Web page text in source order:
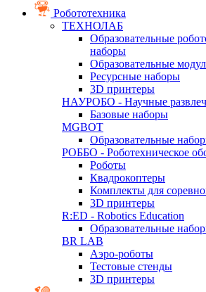
Робототехника
ТЕХНОЛАБ
Образовательные
наборы
Образовательные
Ресурсные наборы
3D принтеры
НАУРОБО - Научные
Базовые наборы
MGBOT
Образовательные
РОББО - Роботехническое
Роботы
Квадрокоптеры
Комплекты для
3D принтеры
R:ED - Robotics Education
Образовательные
BR LAB
Аэро-роботы
Тестовые стенды
3D принтеры